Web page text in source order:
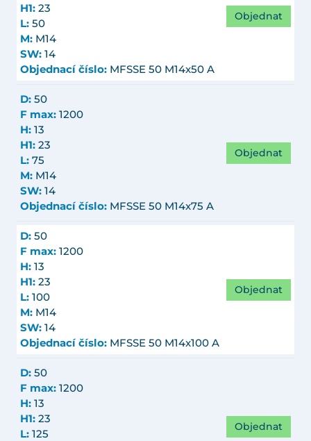
H1: 23
L: 50
M: M14
SW: 14
Objednací číslo: MFSSE 50 M14x50 A
Objednat
D: 50
F max: 1200
H: 13
H1: 23
L: 75
M: M14
SW: 14
Objednací číslo: MFSSE 50 M14x75 A
Objednat
D: 50
F max: 1200
H: 13
H1: 23
L: 100
M: M14
SW: 14
Objednací číslo: MFSSE 50 M14x100 A
Objednat
D: 50
F max: 1200
H: 13
H1: 23
L: 125
Objednat